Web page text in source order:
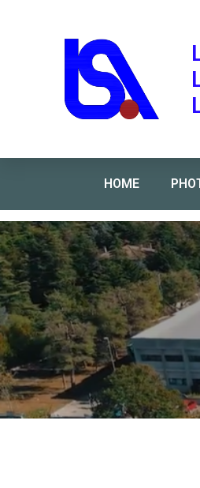
HOME
Home»ORARIO